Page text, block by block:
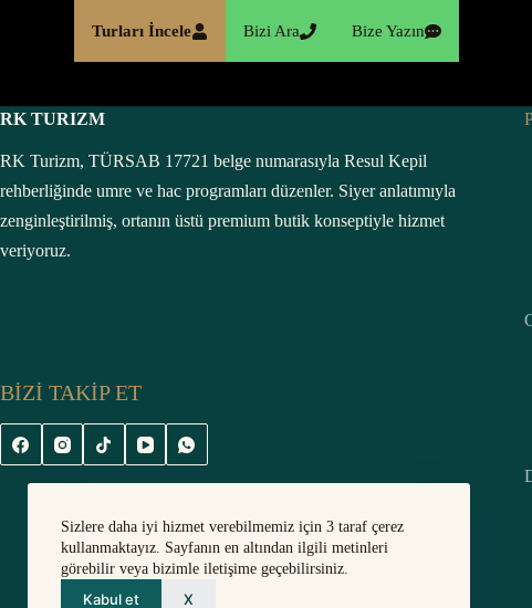
Sizlere daha iyi hizmet verebilmemiz için 3 taraf çerez
kullanmaktayız. Sayfanın en altından ilgili metinleri
görebilir veya bizimle iletişime geçebilirsiniz.
Kabul et X
Turları İncele Bizi Ara Bize Yazın
RK TURIZM
RK Turizm, TÜRSAB 17721 belge numarasıyla Resul Kepil
rehberliğinde umre ve hac programları düzenler. Siyer anlatımıyla
zenginleştirilmiş, ortanın üstü premium butik konseptiyle hizmet
veriyoruz.
BİZİ TAKİP ET